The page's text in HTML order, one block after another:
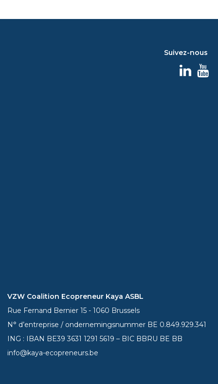
Suivez-nous
VZW Coalition Ecopreneur Kaya ASBL
Rue Fernand Bernier 15 - 1060 Brussels
N° d’entreprise / ondernemingsnummer BE 0.849.929.341
ING : IBAN BE393631 1291 5619 – BIC BBRU BE BB
info@kaya-ecopreneurs.be